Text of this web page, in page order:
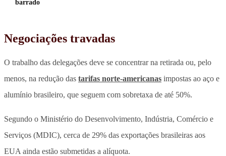
barrado
Negociações travadas
O trabalho das delegações deve se concentrar na retirada ou, pelo
menos, na redução das tarifas norte-americanas impostas ao aço e
alumínio brasileiro, que seguem com sobretaxa de até 50%.
Segundo o Ministério do Desenvolvimento, Indústria, Comércio e
Serviços (MDIC), cerca de 29% das exportações brasileiras aos
EUA ainda estão submetidas a alíquota.